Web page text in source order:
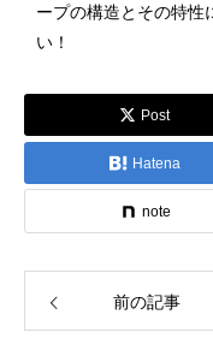
ープの構造とその特性
い！
Post
Hatena
note
前の記事